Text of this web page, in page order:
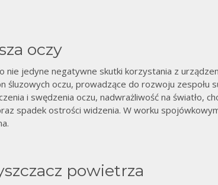
oczy
nie jedyne negatywne skutki korzystania z
śluzowych oczu, prowadzące do rozwoju zespołu
i swędzenia oczu, nadwrażliwość na światło,
spadek ostrości widzenia. W worku
powietrza